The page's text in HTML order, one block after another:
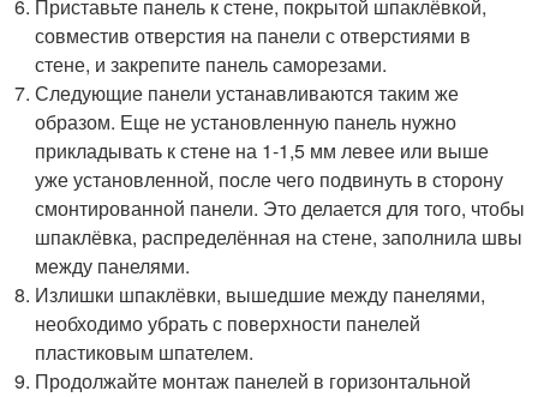
Приставьте панель к стене, покрытой шпаклёвкой,
совместив отверстия на панели с отверстиями в
стене, и закрепите панель саморезами.
Следующие панели устанавливаются таким же
образом. Еще не установленную панель нужно
прикладывать к стене на 1-1,5 мм левее или выше
уже установленной, после чего подвинуть в сторону
смонтированной панели. Это делается для того, чтобы
шпаклёвка, распределённая на стене, заполнила швы
между панелями.
Излишки шпаклёвки, вышедшие между панелями,
необходимо убрать с поверхности панелей
пластиковым шпателем.
Продолжайте монтаж панелей в горизонтальной